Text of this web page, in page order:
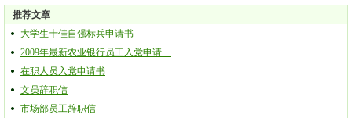
推荐文章
大学生十佳自强标兵申请书
2009年最新农业银行员工入党申请…
在职人员入党申请书
文员辞职信
市场部员工辞职信